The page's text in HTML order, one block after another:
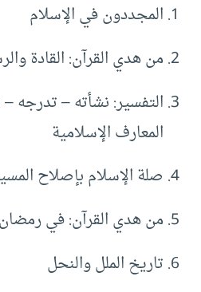
المجددون في الإسلام
من هدي القرآن: القادة
التفسير: نشأته – تدرجه
المعارف الإسلامية
صلة الإسلام بإصلاح
من هدي القرآن: في رمضان
تاريخ الملل والنحل